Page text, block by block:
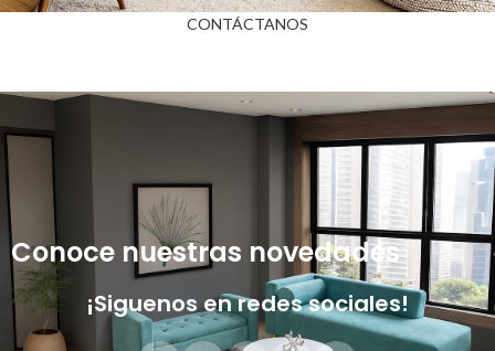
CONTÁCTANOS
Conoce nuestras novedades
¡Siguenos en redes sociales!